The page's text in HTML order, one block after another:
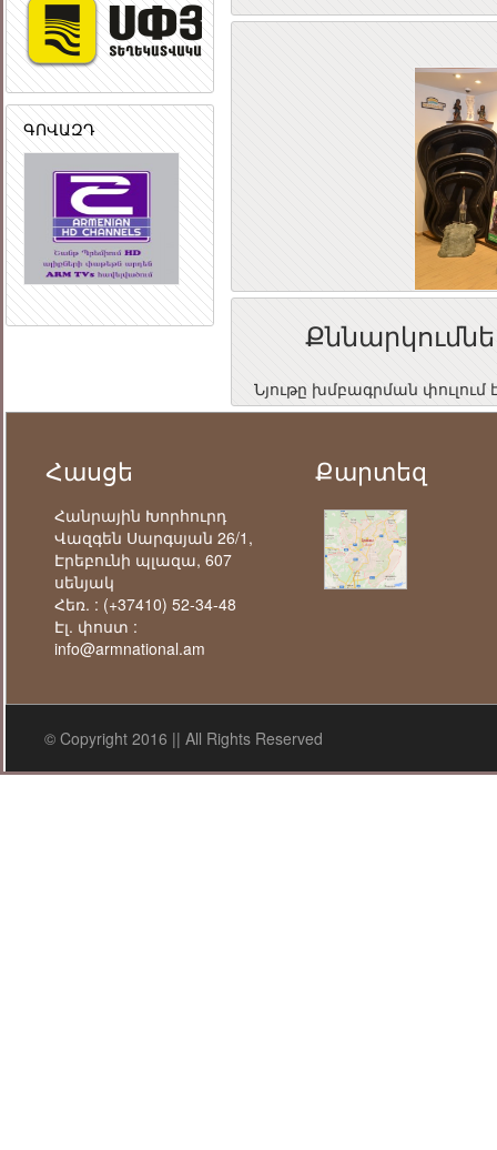
ԳՈՎԱԶԴ
Նյութը խմբագրման փուլում է
Հասցե
Հանրային Խորհուրդ
Վազգեն Սարգսյան 26/1,
Էրեբունի պլազա, 607
սենյակ
Հեռ. : (+37410) 52-34-48
Էլ. փոստ :
info@armnational.am
Քարտեզ
© Copyright 2016 || All Rights Reserved